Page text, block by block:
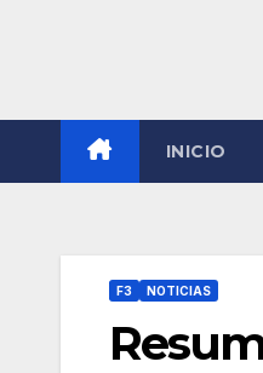
INICIO
F3 NOTICIAS